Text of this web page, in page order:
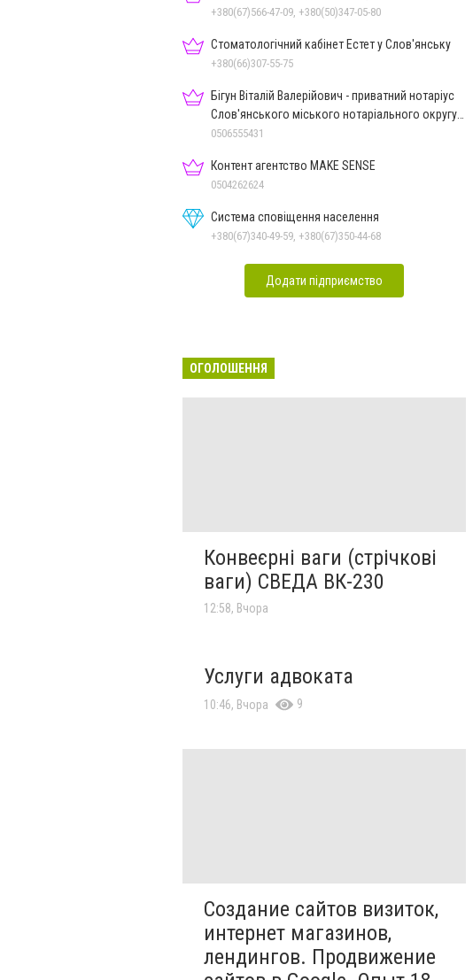
+380(67)566-47-09, +380(50)347-05-80
Стоматологічний кабінет Естет у Слов'янську
+380(66)307-55-75
Бігун Віталій Валерійович - приватний нотаріус
Слов'янського міського нотаріального округу
Дон.обл.
0506555431
Контент агентство MAKE SENSE
0504262624
Система сповіщення населення
+380(67)340-49-59, +380(67)350-44-68
Додати підприємство
ОГОЛОШЕННЯ
Конвеєрні ваги (стрічкові
ваги) СВЕДА ВК-230
12:58, Вчора
Услуги адвоката
10:46, Вчора 9
Создание сайтов визиток,
интернет магазинов,
лендингов. Продвижение